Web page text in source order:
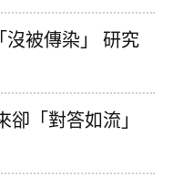
被傳染」 研究
「對答如流」